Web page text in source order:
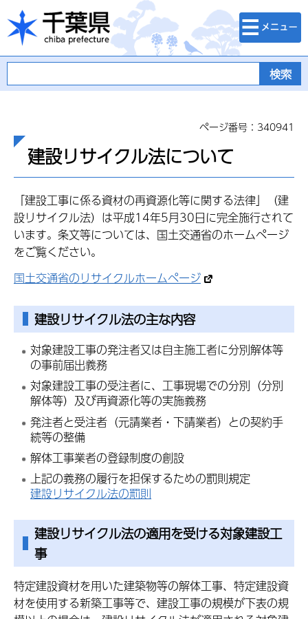
千葉県
検索・メニュ
ー
ページ番号：340941
建設リサイクル法について
「建設工事に係る資材の再資源化等に関する法律」（建
設リサイクル法）は平成14年5月30日に完全施行されて
います。条文等については、国土交通省のホームページ
をご覧ください。
国土交通省のリサイクルホームページ
建設リサイクル法の主な内容
対象建設工事の発注者又は自主施工者に分別解体等
の事前届出義務
対象建設工事の受注者に、工事現場での分別（分別
解体等）及び再資源化等の実施義務
発注者と受注者（元請業者・下請業者）との契約手
続等の整備
解体工事業者の登録制度の創設
上記の義務の履行を担保するための罰則規定
建設リサイクル法の罰則
建設リサイクル法の適用を受ける対象建設工
事
特定建設資材を用いた建築物等の解体工事、特定建設資
材を使用する新築工事等で、建設工事の規模が下表の規